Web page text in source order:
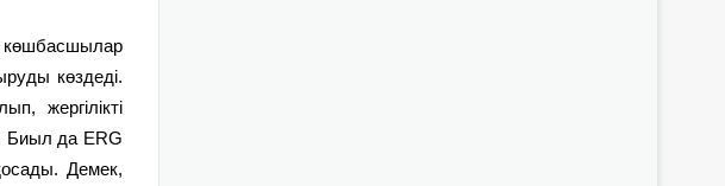
көшбасшылар
көздеді.
жергілікті
Биыл да ERG
Демек,